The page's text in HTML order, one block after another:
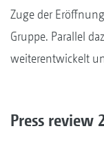
Zuge der
Gruppe. Parallel
weiterentwickelt
Press review